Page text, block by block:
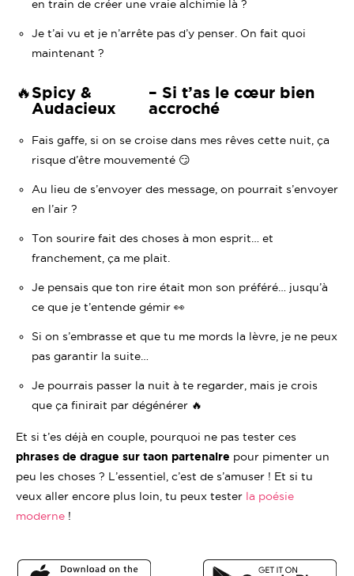
en train de créer une vraie alchimie là ?
Je t’ai vu et je n’arrête pas d’y penser. On fait quoi
maintenant ?
🔥Spicy &
Audacieux
– Si t’as le cœur bien
accroché
Fais gaffe, si on se croise dans mes rêves cette nuit, ça
risque d’être mouvementé 😏
Au lieu de s’envoyer des message, on pourrait s’envoyer
en l’air ?
Ton sourire fait des choses à mon esprit… et
franchement, ça me plait.
Je pensais que ton rire était mon son préféré… jusqu’à
ce que je t’entende gémir 👀
Si on s’embrasse et que tu me mords la lèvre, je ne peux
pas garantir la suite…
Je pourrais passer la nuit à te regarder, mais je crois
que ça finirait par dégénérer 🔥
Et si t’es déjà en couple, pourquoi ne pas tester ces
phrases de drague sur taon partenaire pour pimenter un
peu les choses ? L’essentiel, c’est de s’amuser ! Et si tu
veux aller encore plus loin, tu peux tester la poésie
moderne !